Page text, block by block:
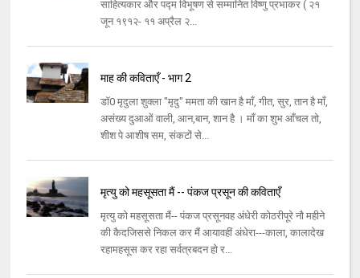
साहित्यकार और पद्म विभूषण से सम्मानित विष्णु प्रभाकर ( २१
जून १९१२- ११ अप्रैल २...
माह की कविताएँ - भाग 2
डॉ0 मृदुला शुक्ला "मृदु" ममता की खान है माँ, गीत, सुर, तान है माँ,
असंख्य दुआओं वाली, आन,बान, शान है । माँ का शुभ आँचल तो,
शीश पे आशीष सम, संकटों से...
मृत्यु को महसूसता मैं -- पंकज प्रसून की कविताएँ
मृत्यु को महसूसता मैं-- पंकज प्रसूनवह अंधेरी कोठरीपूरे नौ महीने
की कैदजिससे निकल कर मैं आयावहीं अंधेरा---काला, कालादेख
रहामहसूस कर रहा सर्वत्रबदन हो र...